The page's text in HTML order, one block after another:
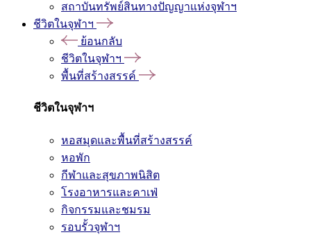
สถาบันทรัพย์สินทางปัญญาแห่งจุฬาฯ
ชีวิตในจุฬาฯ
ย้อนกลับ
ชีวิตในจุฬาฯ
พื้นที่สร้างสรรค์
ชีวิตในจุฬาฯ
หอสมุดและพื้นที่สร้างสรรค์
หอพัก
กีฬาและสุขภาพนิสิต
โรงอาหารและคาเฟ่
กิจกรรมและชมรม
รอบรั้วจุฬาฯ